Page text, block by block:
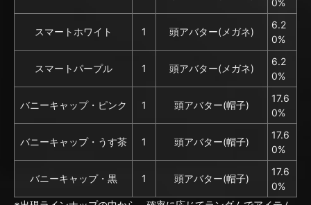
スマートホワイト 1 頭アバター(メガネ)
6.2
0%
スマートパープル 1 頭アバター(メガネ)
6.2
0%
バニーキャップ・ピンク 1 頭アバター(帽子)
17.6
0%
バニーキャップ・うす茶 1 頭アバター(帽子)
17.6
0%
バニーキャップ・黒 1 頭アバター(帽子)
17.6
0%